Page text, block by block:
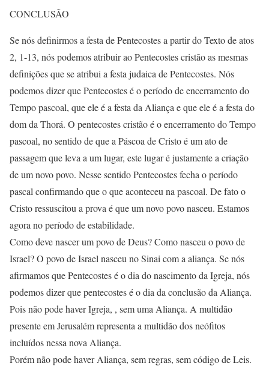
CONCLUSÃO
Se nós definirmos a festa de Pentecostes a partir do Texto de atos
2, 1-13, nós podemos atribuir ao Pentecostes cristão as mesmas
definições que se atribui a festa judaica de Pentecostes. Nós
podemos dizer que Pentecostes é o período de encerramento do
Tempo pascoal, que ele é a festa da Aliança e que ele é a festa do
dom da Thorá. O pentecostes cristão é o encerramento do Tempo
pascoal, no sentido de que a Páscoa de Cristo é um ato de
passagem que leva a um lugar, este lugar é justamente a criação
de um novo povo. Nesse sentido Pentecostes fecha o período
pascal confirmando que o que aconteceu na pascoal. De fato o
Cristo ressuscitou a prova é que um novo povo nasceu. Estamos
agora no período de estabilidade.
Como deve nascer um povo de Deus? Como nasceu o povo de
Israel? O povo de Israel nasceu no Sinai com a aliança. Se nós
afirmamos que Pentecostes é o dia do nascimento da Igreja, nós
podemos dizer que pentecostes é o dia da conclusão da Aliança.
Pois não pode haver Igreja, , sem uma Aliança. A multidão
presente em Jerusalém representa a multidão dos neófitos
incluídos nessa nova Aliança.
Porém não pode haver Aliança, sem regras, sem código de Leis.